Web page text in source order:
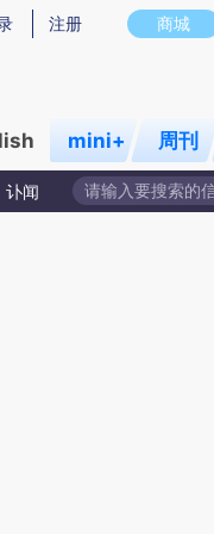
实意图存在偏差。不代表财
商城
注册
mini+ 周刊
讣闻